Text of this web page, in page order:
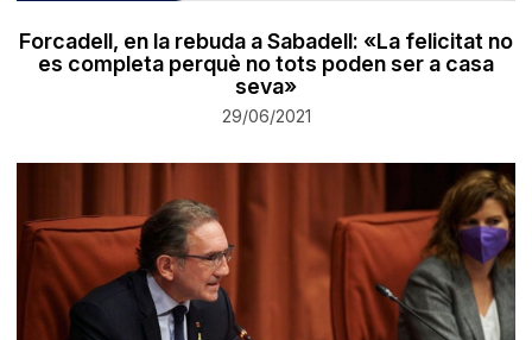
Forcadell, en la rebuda a Sabadell: «La felicitat no
es completa perquè no tots poden ser a casa
seva»
29/06/2021